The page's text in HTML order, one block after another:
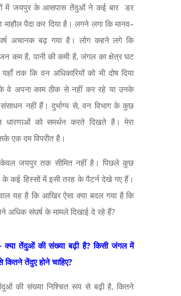
में जयपुर के आसपास तेंदुओं ने कई बार डर
पैदा कर दिया है। लगने लगा कि मानव–
अचानक बढ़ गया है। लोग कहने लगे कि
कम है, पानी की कमी है, जंगल का क्षेत्र घट
तक कि वन अधिकारियों को भी दोष दिया
वे अपना काम ठीक से नहीं कर रहे या उनके
संसाधन नहीं हैं। दुर्भाग्य से, वन विभाग के कुछ
धारणाओं को समर्थन करते दिखते है। मेरा
एक दम विपरीत है।
केवल जयपुर तक सीमित नहीं है। पिछले कुछ
के कई हिस्सों में इसी तरह के पैटर्न देखे गए हैं।
यह है कि आखिर ऐसा क्या बदल गया है कि
अधिक संघर्ष के मामले दिखाई दे रहे हैं?
तेंदुओं की संख्या बढ़ी है? किसी जंगल में
तेंदुए होने चाहिए?
की संख्या निश्चित रूप से बढ़ी है, कितने